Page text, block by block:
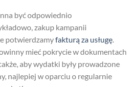
być odpowiednio
zakup kampanii
potwierdzamyfakturą za usługę
mieć pokrycie w dokumentach
aby wydatki były prowadzone
najlepiej w oparciu o regularnie